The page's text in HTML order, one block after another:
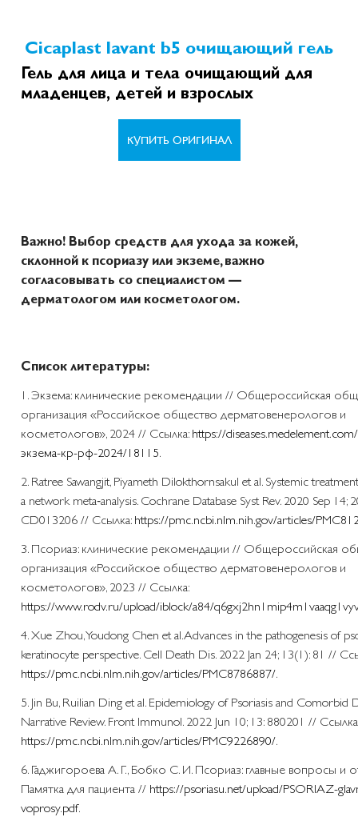
Cicaplast lavant b5 очищающий гель
Гель для лица и тела очищающий для
младенцев, детей и взрослых
КУПИТЬ ОРИГИНАЛ
Важно! Выбор средств для ухода за кожей,
склонной к псориазу или экземе, важно
согласовывать со специалистом —
дерматологом или косметологом.
Список литературы:
1. Экзема: клинические рекомендации // Общероссийская
организация «Российское общество дерматовенерологов и
косметологов», 2024 // Ссылка: https://
экзема-кр-рф-2024/18115.
2. Ratree Sawangjit, Piyameth Dilokthornsakul et al. Systemic
a network meta‐analysis. Cochrane Database Syst Rev. 2020 Sep 14;
CD013206 // Ссылка: https://pmc.ncbi.nlm.nih.gov/articles/
3. Псориаз: клинические рекомендации // Общероссийская
организация «Российское общество дерматовенерологов и
косметологов», 2023 // Ссылка:
https://www.rodv.ru/upload/iblock/a84/
4. Xue Zhou, Youdong Chen et al. Advances in the pathogenesis of
keratinocyte perspective. Cell Death Dis. 2022 Jan 24; 13(1): 81 //
https://pmc.ncbi.nlm.nih.gov/articles/PMC8786887/.
5. Jin Bu, Ruilian Ding et al. Epidemiology of Psoriasis and Comorbid
Narrative Review. Front Immunol. 2022 Jun 10; 13: 880201 // Ссылка:
https://pmc.ncbi.nlm.nih.gov/articles/PMC9226890/.
6. Гаджигороева А. Г., Бобко С. И. Псориаз: главные вопросы и
Памятка для пациента // https://psoriasu.net/upload/PSORIAZ-
voprosy.pdf.